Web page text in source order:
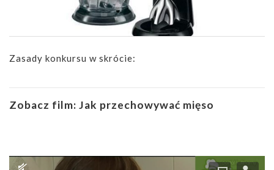
Zasady konkursu w skrócie:
Zobacz film: Jak przechowywać mięso